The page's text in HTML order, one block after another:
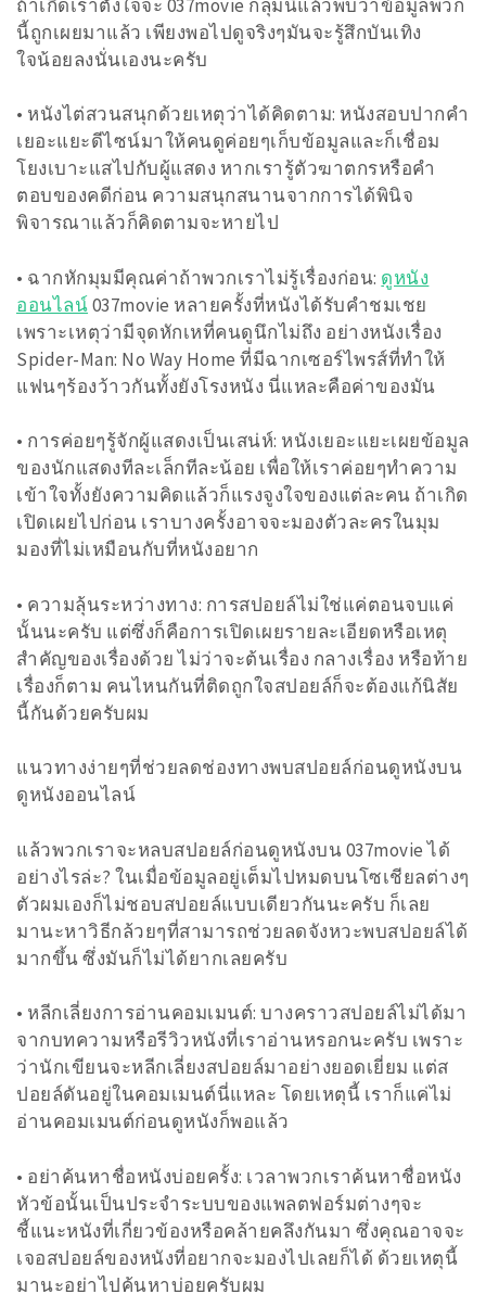
ถ้าเกิดเราตั้งใจจะ 037movie กลุ่มนี้แล้วพบว่าข้อมูลพวก
นี้ถูกเผยมาแล้ว เพียงพอไปดูจริงๆมันจะรู้สึกบันเทิง
ใจน้อยลงนั่นเองนะครับ
• หนังไต่สวนสนุกด้วยเหตุว่าได้คิดตาม: หนังสอบปากคำ
เยอะแยะดีไซน์มาให้คนดูค่อยๆเก็บข้อมูลและก็เชื่อม
โยงเบาะแสไปกับผู้แสดง หากเรารู้ตัวฆาตกรหรือคำ
ตอบของคดีก่อน ความสนุกสนานจากการได้พินิจ
พิจารณาแล้วก็คิดตามจะหายไป
• ฉากหักมุมมีคุณค่าถ้าพวกเราไม่รู้เรื่องก่อน: ดูหนัง
ออนไลน์037movie หลายครั้งที่หนังได้รับคำชมเชย
เพราะเหตุว่ามีจุดหักเหที่คนดูนึกไม่ถึง อย่างหนังเรื่อง
Spider-Man: No Way Home ที่มีฉากเซอร์ไพรส์ที่ทำให้
แฟนๆร้องว้าวกันทั้งยังโรงหนัง นี่แหละคือค่าของมัน
• การค่อยๆรู้จักผู้แสดงเป็นเสน่ห์: หนังเยอะแยะเผยข้อมูล
ของนักแสดงทีละเล็กทีละน้อย เพื่อให้เราค่อยๆทำความ
เข้าใจทั้งยังความคิดแล้วก็แรงจูงใจของแต่ละคน ถ้าเกิด
เปิดเผยไปก่อน เราบางครั้งอาจจะมองตัวละครในมุม
มองที่ไม่เหมือนกับที่หนังอยาก
• ความลุ้นระหว่างทาง: การสปอยล์ไม่ใช่แค่ตอนจบแค่
นั้นนะครับ แต่ซึ่งก็คือการเปิดเผยรายละเอียดหรือเหตุ
สำคัญของเรื่องด้วย ไม่ว่าจะต้นเรื่อง กลางเรื่อง หรือท้าย
เรื่องก็ตาม คนไหนกันที่ติดถูกใจสปอยล์ก็จะต้องแก้นิสัย
นี้กันด้วยครับผม
แนวทางง่ายๆที่ช่วยลดช่องทางพบสปอยล์ก่อนดูหนังบน
ดูหนังออนไลน์
แล้วพวกเราจะหลบสปอยล์ก่อนดูหนังบน 037movie ได้
อย่างไรล่ะ? ในเมื่อข้อมูลอยู่เต็มไปหมดบนโซเชียลต่างๆ
ตัวผมเองก็ไม่ชอบสปอยล์แบบเดียวกันนะครับ ก็เลย
มานะหาวิธีกล้วยๆที่สามารถช่วยลดจังหวะพบสปอยล์ได้
มากขึ้น ซึ่งมันก็ไม่ได้ยากเลยครับ
• หลีกเลี่ยงการอ่านคอมเมนต์: บางคราวสปอยล์ไม่ได้มา
จากบทความหรือรีวิวหนังที่เราอ่านหรอกนะครับ เพราะ
ว่านักเขียนจะหลีกเลี่ยงสปอยล์มาอย่างยอดเยี่ยม แต่ส
ปอยล์ดันอยู่ในคอมเมนต์นี่แหละ โดยเหตุนี้ เราก็แค่ไม่
อ่านคอมเมนต์ก่อนดูหนังก็พอแล้ว
• อย่าค้นหาชื่อหนังบ่อยครั้ง: เวลาพวกเราค้นหาชื่อหนัง
หัวข้อนั้นเป็นประจำระบบของแพลตฟอร์มต่างๆจะ
ชี้แนะหนังที่เกี่ยวข้องหรือคล้ายคลึงกันมา ซึ่งคุณอาจจะ
เจอสปอยล์ของหนังที่อยากจะมองไปเลยก็ได้ ด้วยเหตุนี้
มานะอย่าไปค้นหาบ่อยครับผม